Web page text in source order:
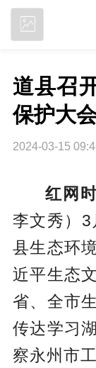
道县召
保护大
2024-03-15
红网
李文秀）3
县生态环
近平生态
省、全市
传达学习
察永州市